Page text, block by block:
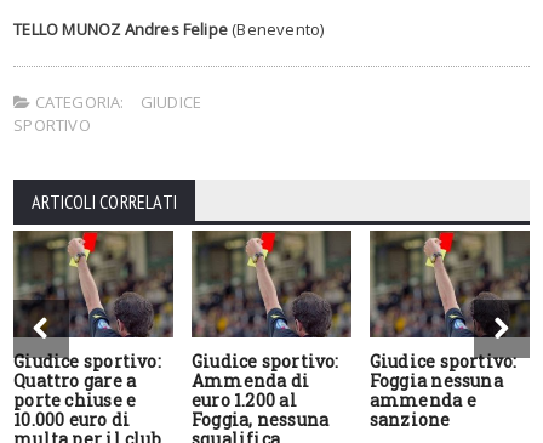
TELLO MUNOZ Andres Felipe (Benevento)
CATEGORIA:
GIUDICE
SPORTIVO
ARTICOLI CORRELATI
Giudice sportivo:
Quattro gare a
porte chiuse e
10.000 euro di
Giudice sportivo:
Ammenda di
euro 1.200 al
Foggia, nessuna
Giudice sportivo:
Foggia nessuna
ammenda e
sanzione